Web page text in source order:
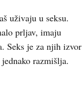
uživaju u seksu.
prljav, imaju
Seks je za njih izvor
razmišlja.